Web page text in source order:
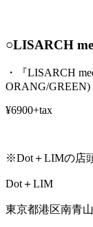
⁡○LISARCH
・『LISARCH
ORANG/GREEN)
⁡¥6900+tax
※Dot＋LIMの店
⁡Dot＋LIM
東京都港区南青